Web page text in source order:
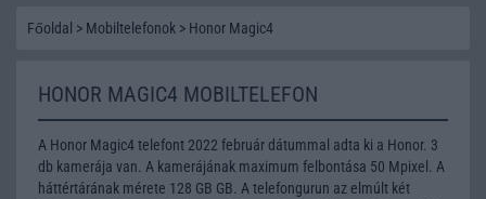
Főoldal > Mobiltelefonok > Honor Magic4
HONOR MAGIC4 MOBILTELEFON
A Honor Magic4 telefont 2022 február dátummal adta ki a Honor. 3
db kamerája van. A kamerájának maximum felbontása 50 Mpixel. A
háttértárának mérete 128 GB GB. A telefongurun az elmúlt két